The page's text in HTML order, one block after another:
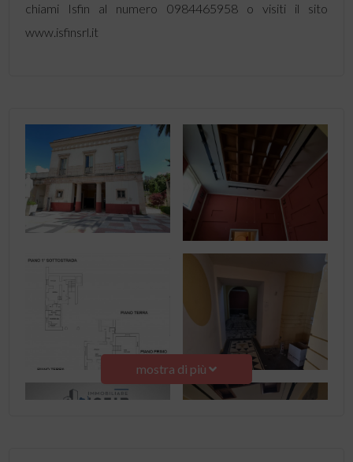
chiami Isfin al numero 0984465958 o visiti il sito
www.isfinsrl.it
mostra di più